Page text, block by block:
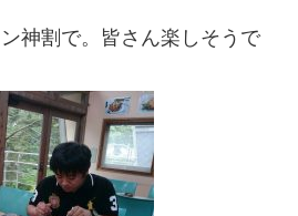
神割で。皆さん楽しそうで